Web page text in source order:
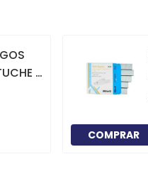
X
COMPRAR